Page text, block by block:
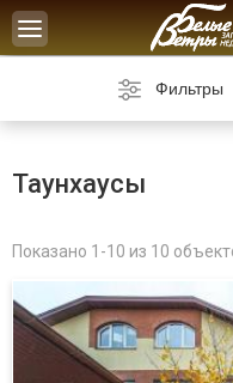
Toggle
navigation
Фильтры
Таунхаусы
Показано 1-10 из 10